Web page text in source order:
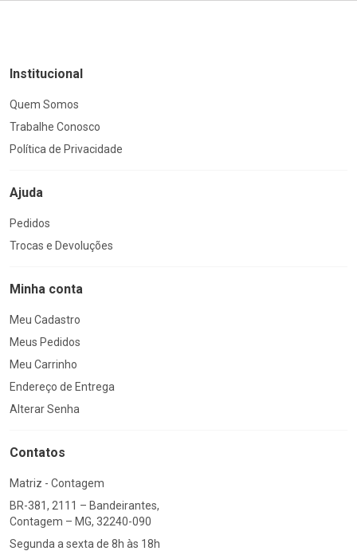
Institucional
Quem Somos
Trabalhe Conosco
Política de Privacidade
Ajuda
Pedidos
Trocas e Devoluções
Minha conta
Meu Cadastro
Meus Pedidos
Meu Carrinho
Endereço de Entrega
Alterar Senha
Contatos
Matriz - Contagem
BR-381, 2111 – Bandeirantes,
Contagem – MG, 32240-090
Segunda a sexta de 8h às 18h